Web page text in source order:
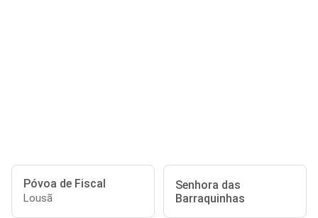
Póvoa de Fiscal
Lousã
Senhora das
Barraquinhas